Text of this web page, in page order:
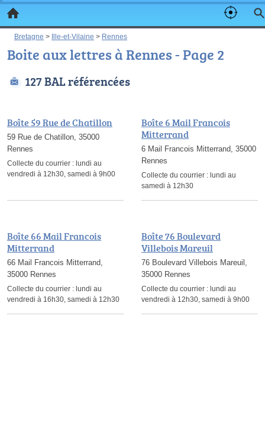
Bretagne > Ille-et-Vilaine > Rennes
Boite aux lettres à Rennes - Page 2
127 BAL référencées
Boîte 59 Rue de Chatillon
59 Rue de Chatillon, 35000
Rennes
Collecte du courrier : lundi au
vendredi à 12h30, samedi à 9h00
Boîte 6 Mail Francois
Mitterrand
6 Mail Francois Mitterrand, 35000
Rennes
Collecte du courrier : lundi au
samedi à 12h30
Boîte 66 Mail Francois
Mitterrand
66 Mail Francois Mitterrand,
35000 Rennes
Collecte du courrier : lundi au
vendredi à 16h30, samedi à 12h30
Boîte 76 Boulevard
Villebois Mareuil
76 Boulevard Villebois Mareuil,
35000 Rennes
Collecte du courrier : lundi au
vendredi à 12h30, samedi à 9h00